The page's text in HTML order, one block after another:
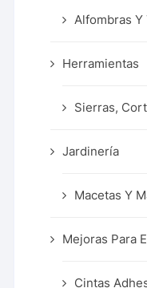
Alfombras Y
Herramientas
Sierras,
Jardinería
Macetas Y
Mejoras Para
Cintas